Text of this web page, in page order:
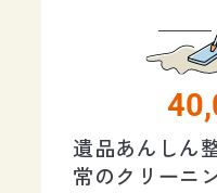
遺品あんしん
常のクリーニ